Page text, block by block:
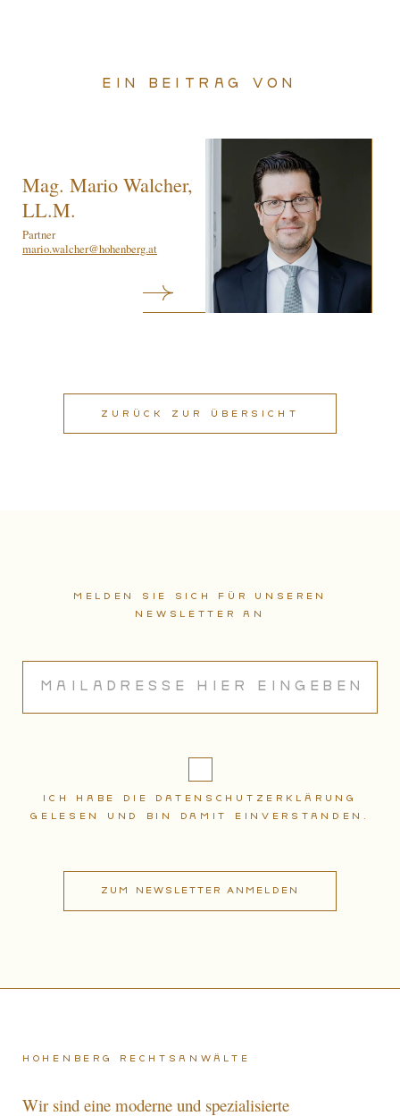
Ein Beitrag von
Mag. Mario Walcher,
LL.M.
Partner
mario.walcher@hohenberg.at
ZURÜCK ZUR ÜBERSICHT
Melden sie sich für unseren
Newsletter an
Ich habe die Datenschutzerklärung
gelesen und bin damit einverstanden.
Hohenberg Rechtsanwälte
Wir sind eine moderne und spezialisierte